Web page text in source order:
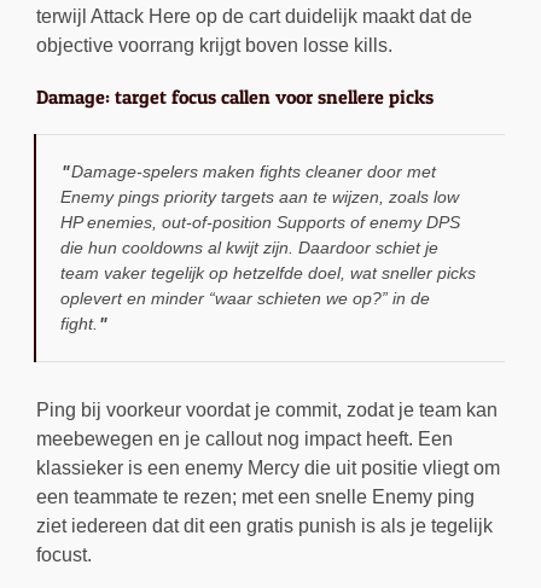
terwijl Attack Here op de cart duidelijk maakt dat de
objective voorrang krijgt boven losse kills.
Damage: target focus callen voor snellere picks
Damage-spelers maken fights cleaner door met
Enemy pings priority targets aan te wijzen, zoals low
HP enemies, out-of-position Supports of enemy DPS
die hun cooldowns al kwijt zijn. Daardoor schiet je
team vaker tegelijk op hetzelfde doel, wat sneller picks
oplevert en minder “waar schieten we op?” in de
fight.
Ping bij voorkeur voordat je commit, zodat je team kan
meebewegen en je callout nog impact heeft. Een
klassieker is een enemy Mercy die uit positie vliegt om
een teammate te rezen; met een snelle Enemy ping
ziet iedereen dat dit een gratis punish is als je tegelijk
focust.